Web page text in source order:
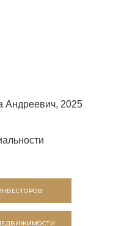
2025